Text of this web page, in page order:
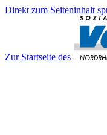
Direkt zum Seiteninhalt
Zur Startseite des